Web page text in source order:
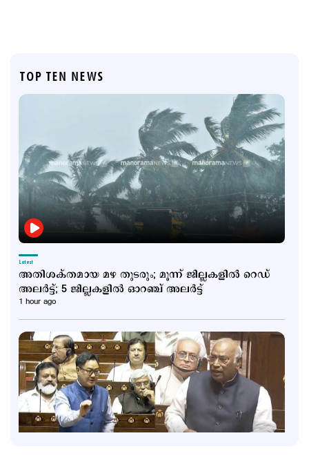
TOP TEN NEWS
Latest
അതിശക്തമായ മഴ തുടരും; മൂന്ന് ജില്ലകളില്‍ റെ‍ഡ്
അലര്‍ട്ട്; 5 ജില്ലകളില്‍ ഓറഞ്ച് അലര്‍ട്ട്
1 hour ago